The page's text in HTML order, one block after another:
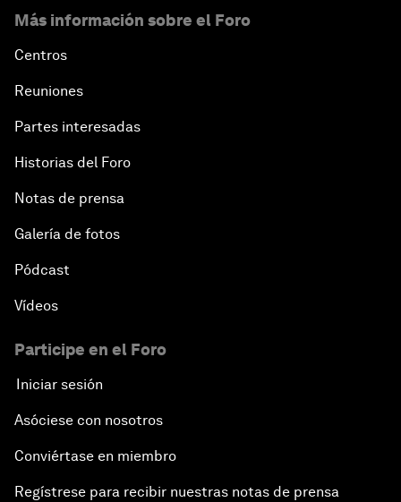
Más información sobre el Foro
Centros
Reuniones
Partes interesadas
Historias del Foro
Notas de prensa
Galería de fotos
Pódcast
Vídeos
Participe en el Foro
Iniciar sesión
Asóciese con nosotros
Conviértase en miembro
Regístrese para recibir nuestras notas de prensa